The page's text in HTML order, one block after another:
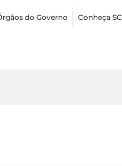
do Governo Conheça SC